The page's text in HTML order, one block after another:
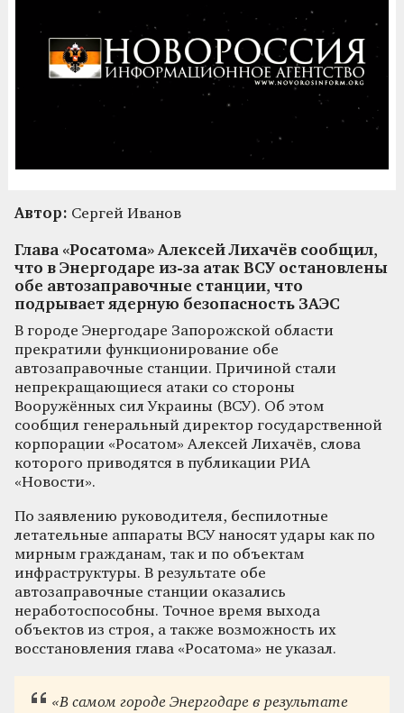
Автор: Сергей Иванов
Глава «Росатома» Алексей Лихачёв сообщил,
что в Энергодаре из-за атак ВСУ остановлены
обе автозаправочные станции, что
подрывает ядерную безопасность ЗАЭС
В городе Энергодаре Запорожской области
прекратили функционирование обе
автозаправочные станции. Причиной стали
непрекращающиеся атаки со стороны
Вооружённых сил Украины (ВСУ). Об этом
сообщил генеральный директор государственной
корпорации «Росатом» Алексей Лихачёв, слова
которого приводятся в публикации РИА
«Новости».
По заявлению руководителя, беспилотные
летательные аппараты ВСУ наносят удары как по
мирным гражданам, так и по объектам
инфраструктуры. В результате обе
автозаправочные станции оказались
неработоспособны. Точное время выхода
объектов из строя, а также возможность их
восстановления глава «Росатома» не указал.
«В самом городе Энергодаре в результате